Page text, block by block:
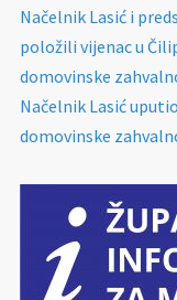
Načelnik Lasić i
položili vijenac u
domovinske
Načelnik Lasić
domovinske